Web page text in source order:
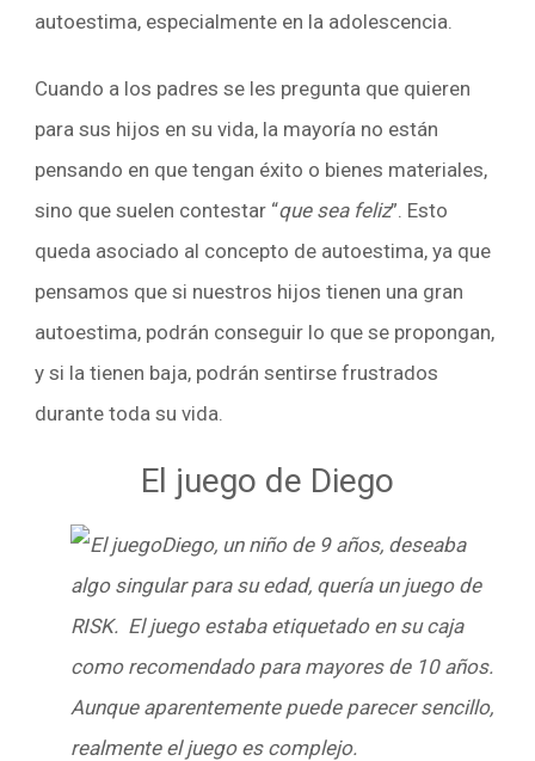
autoestima, especialmente en la adolescencia.
Cuando a los padres se les pregunta que quieren
para sus hijos en su vida, la mayoría no están
pensando en que tengan éxito o bienes materiales,
sino que suelen contestar “que sea feliz”. Esto
queda asociado al concepto de autoestima, ya que
pensamos que si nuestros hijos tienen una gran
autoestima, podrán conseguir lo que se propongan,
y si la tienen baja, podrán sentirse frustrados
durante toda su vida.
El juego de Diego
Diego, un niño de 9 años, deseaba
algo singular para su edad, quería un juego de
RISK. El juego estaba etiquetado en su caja
como recomendado para mayores de 10 años.
Aunque aparentemente puede parecer sencillo,
realmente el juego es complejo.